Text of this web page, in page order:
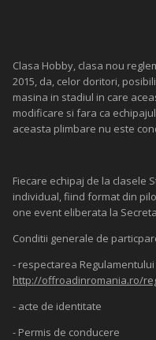
Clasa Hobby, clasa nou
2015, da, celor doritori,
masina in stadiul in care
modificare si fara ca
aceasta plimbare nu este
Fiecare echipaj de la clasele
individual, fiind format din
one event eliberata la
Conditii generale de
- respectarea Regulamentului
http://offroadinromania.ro/
- acte de identitate
- Permis de conducere